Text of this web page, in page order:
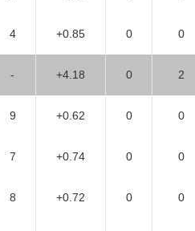
4 +0.85 0 0
- +4.18 0 2
9 +0.62 0 0
7 +0.74 0 0
8 +0.72 0 0